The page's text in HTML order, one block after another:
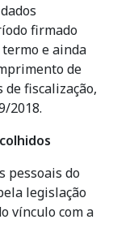
firmado
e ainda
de
fiscalização,
2018.
pessoais do
legislação
vínculo com a